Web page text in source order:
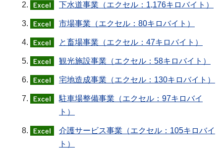
下水道事業（エクセル：1,176キロバイト）
市場事業（エクセル：80キロバイト）
と畜場事業（エクセル：47キロバイト）
観光施設事業（エクセル：58キロバイト）
宅地造成事業（エクセル：130キロバイト）
駐車場整備事業（エクセル：97キロバイ
ト）
介護サービス事業（エクセル：105キロバイ
ト）